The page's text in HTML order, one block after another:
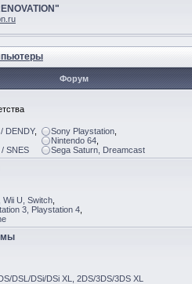
Форум
DENDY,
SNES
Sony Playstation
Nintendo 64
Sega Saturn, Dreamcast
Wii U, Switch
3, Playstation 4
DSL/DSi/DSi XL, 2DS/3DS/3DS XL